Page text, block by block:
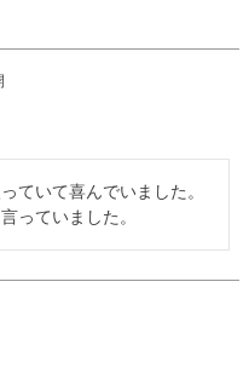
ていて喜んでいました。
っていました。